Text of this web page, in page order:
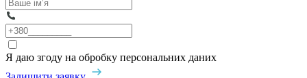
Я даю згоду на обробку персональних даних